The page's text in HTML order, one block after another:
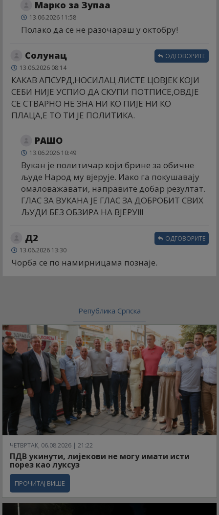
Марко за Зупаа
13.06.2026 11:58
Полако да се не разочараш у октобру!
Солунац
13.06.2026 08:14
КАКАВ АПСУРД,НОСИЛАЦ ЛИСТЕ ЦОВЈЕК КОЈИ
СЕБИ НИЈЕ УСПИО ДА СКУПИ ПОТПИСЕ,ОВДЈЕ
СЕ СТВАРНО НЕ ЗНА НИ КО ПИЈЕ НИ КО
ПЛАЦА,Е ТО ТИ ЈЕ ПОЛИТИКА.
ОДГОВОРИТЕ
РАШО
13.06.2026 10:49
Вукан је политичар који брине за обичне
људе Народ му вјерује. Иако га покушавају
омаловажавати, направите добар резултат.
ГЛАС ЗА ВУКАНА ЈЕ ГЛАС ЗА ДОБРОБИТ СВИХ
ЉУДИ БЕЗ ОБЗИРА НА ВЈЕРУ!!!
Д2
13.06.2026 13:30
Чорба се по намирницама познаје.
ОДГОВОРИТЕ
Република Српска
ЧЕТВРТАК, 06.08.2026 | 21:22
ПДВ укинути, лијекови не могу имати исти
порез као луксуз
ПРОЧИТАЈ ВИШЕ